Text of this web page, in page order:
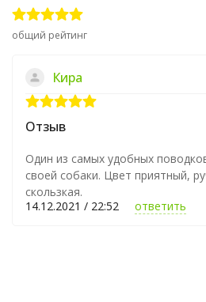
общий рейтинг
Кира
Отзыв
Один из самых удобных
своей собаки. Цвет приятный,
скользкая.
14.12.2021 / 22:52
ответить